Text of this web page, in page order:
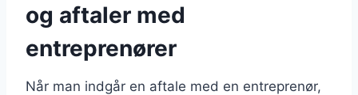
og aftaler med
entreprenører
Når man indgår en aftale med en entreprenør,